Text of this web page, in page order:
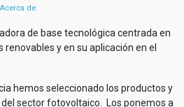
Acerca de
de base tecnológica centrada en
y en su aplicación en el
hemos seleccionado los productos y
sector fotovoltaico. Los ponemos a